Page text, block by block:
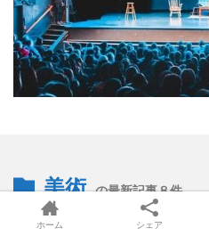
美術 の最新記事８件
ホーム シェア